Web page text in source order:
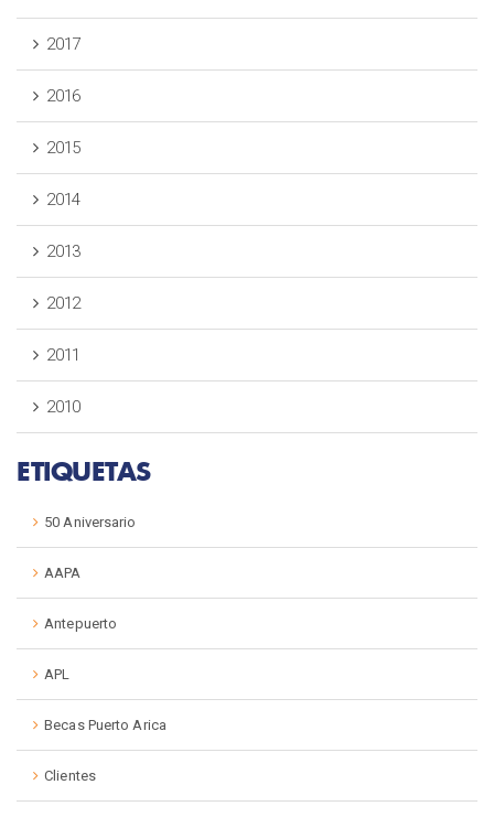
2017
2016
2015
2014
2013
2012
2011
2010
ETIQUETAS
50 Aniversario
AAPA
Antepuerto
APL
Becas Puerto Arica
Clientes